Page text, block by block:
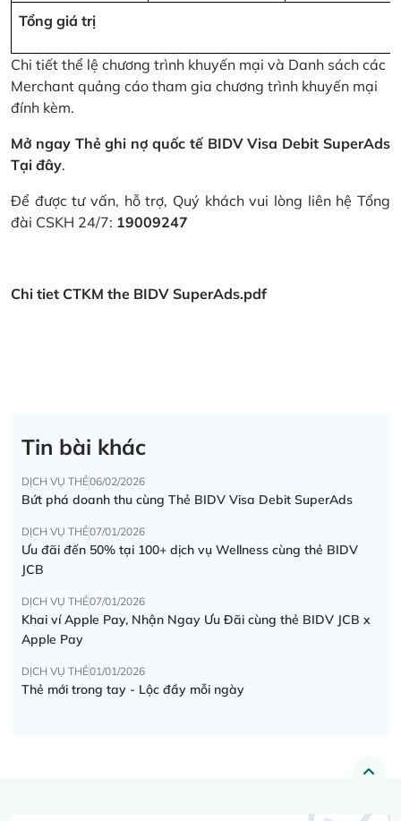
Tổng giá trị
Chi tiết thể lệ chương trình khuyến mại và Danh sách các
Merchant quảng cáo tham gia chương trình khuyến mại
đính kèm.
Mở ngay Thẻ ghi nợ quốc tế BIDV Visa Debit SuperAds
Tại đây.
Để được tư vấn, hỗ trợ, Quý khách vui lòng liên hệ Tổng
đài CSKH 24/7: 19009247
Chi tiet CTKM the BIDV SuperAds.pdf
Tin bài khác
DỊCH VỤ THẺ06/02/2026
Bứt phá doanh thu cùng Thẻ BIDV Visa Debit SuperAds
DỊCH VỤ THẺ07/01/2026
Ưu đãi đến 50% tại 100+ dịch vụ Wellness cùng thẻ BIDV
JCB
DỊCH VỤ THẺ07/01/2026
Khai ví Apple Pay, Nhận Ngay Ưu Đãi cùng thẻ BIDV JCB x
Apple Pay
DỊCH VỤ THẺ01/01/2026
Thẻ mới trong tay - Lộc đầy mỗi ngày